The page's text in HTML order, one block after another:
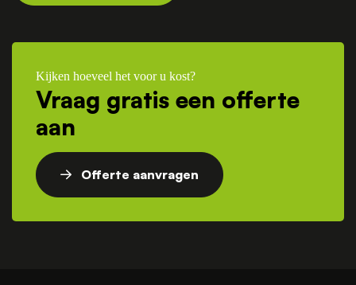
Kijken hoeveel het voor u kost?
Vraag gratis een offerte
aan
Offerte aanvragen